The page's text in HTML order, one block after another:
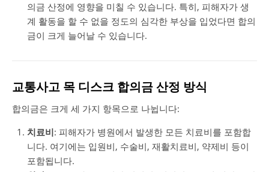
의금 산정에 영향을 미칠 수 있습니다. 특히, 피해자가 생
계 활동을 할 수 없을 정도의 심각한 부상을 입었다면 합의
금이 크게 늘어날 수 있습니다.
교통사고 목 디스크 합의금 산정 방식
합의금은 크게 세 가지 항목으로 나뉩니다:
치료비: 피해자가 병원에서 발생한 모든 치료비를 포함합
니다. 여기에는 입원비, 수술비, 재활치료비, 약제비 등이
포함됩니다.